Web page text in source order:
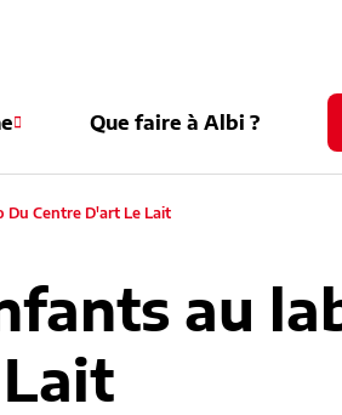
Que faire à Albi ?
Du Centre D'art Le Lait
au